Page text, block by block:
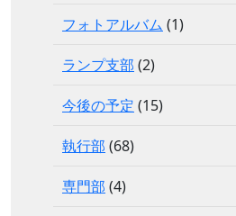
フォトアルバム (1)
ランプ支部 (2)
今後の予定 (15)
執行部 (68)
専門部 (4)